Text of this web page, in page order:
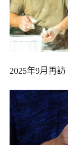
2025年9月再